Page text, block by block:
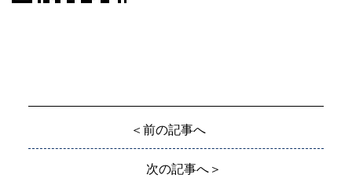
＜前の記事へ
次の記事へ＞